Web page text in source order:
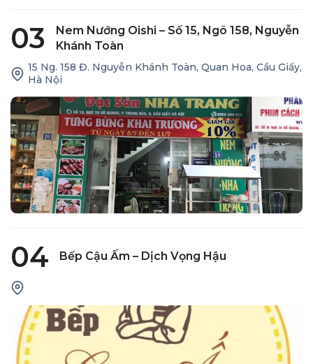
03
Nem Nướng Oishi – Số 15, Ngõ 158, Nguyễn
Khánh Toàn
15 Ng. 158 Đ. Nguyễn Khánh Toàn, Quan Hoa, Cầu Giấy,
Hà Nội
04 Bếp Cậu Ấm – Dịch Vọng Hậu